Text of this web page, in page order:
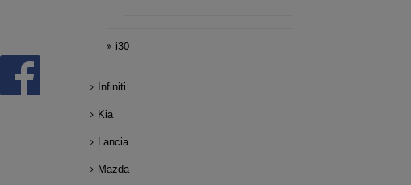
i30
Infiniti
Kia
Lancia
Mazda